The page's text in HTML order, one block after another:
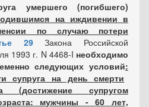
умершего (погибшего)
на иждивении в
по случаю потери
29Закона Российской
1993 г. N 4468-I необходимо
следующих условий:
супруга на день смерти
(достижение супругом
мужчины - 60 лет,